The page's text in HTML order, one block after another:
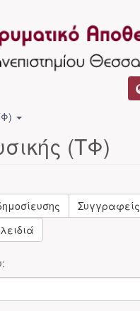
(ΤΦ)
Συγγραφείς